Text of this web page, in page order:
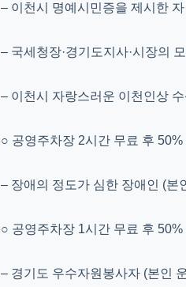
– 이천시 명예시민증을 제시한 자
– 국세청장·경기도지사·시장의
– 이천시 자랑스러운 이천인상
○ 공영주차장 2시간 무료 후 50%
– 장애의 정도가 심한 장애인 (본
○ 공영주차장 1시간 무료 후 50%
– 경기도 우수자원봉사자 (본인